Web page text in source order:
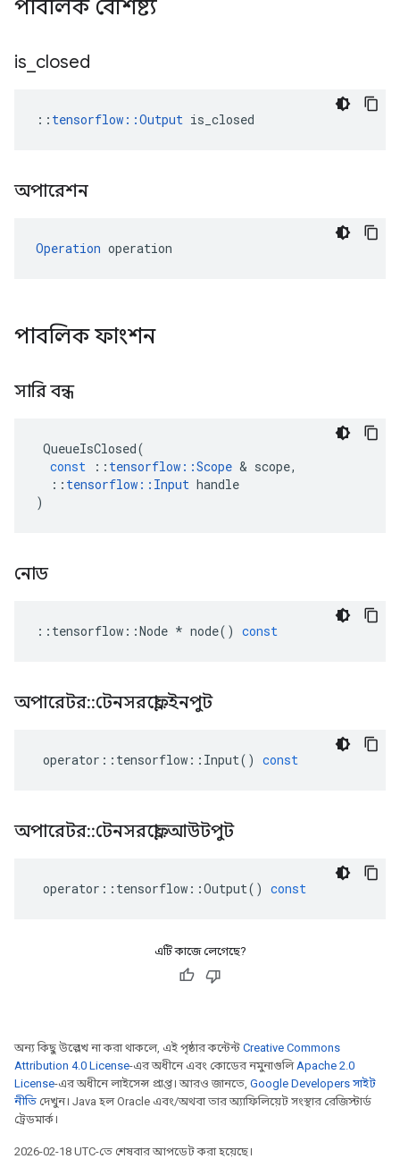
পাবলিক বৈশিষ্ট্য
is closed
:: tensorflow::Output is_closed
অপারেশন
Operation operation
পাবলিক ফাংশন
সারি বন্ধ
QueueIsClosed(
const
:: tensorflow ::Scope & scope,
:: tensorflow :: Input handle
)
নোড
:: tensorflow ::Node * node() const
অপারেটর::টেনসরফ্লো::ইনপুট
operator :: tensorflow :: Input() const
অপারেটর::টেনসরফ্লো::আউটপুট
operator :: tensorflow ::Output() const
এটি কাজে লেগেছে?
অন্য কিছু উল্লেখ না করা থাকলে, এই পৃষ্ঠার কন্টেন্ট Creative Commons
Attribution 4.0 License-এর অধীনে এবং কোডের নমুনাগুলিApache 2.0
License-এর অধীনে লাইসেন্স প্রাপ্ত। আরও জানতে, Google Developers সাইট
নীতি দেখুন। Java হল Oracle এবং/অথবা তার অ্যাফিলিয়েট সংস্থার রেজিস্টার্ড
ট্রেডমার্ক।
2026-02-18 UTC-তে শেষবার আপডেট করা হয়েছে।